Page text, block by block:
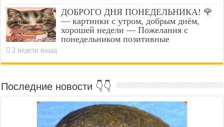
ДОБРОГО ДНЯ ПОНЕДЕЛЬНИКА! 🌹
— картинки с утром, добрым днём,
хорошей недели — Пожелания с
понедельником позитивные
2 недели назад
Последние новости 👇👇